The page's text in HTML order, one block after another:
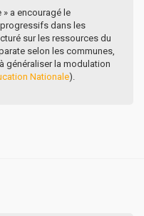
» a encouragé le
dans les
sur les ressources du
selon les communes,
généraliser la modulation
Nationale).